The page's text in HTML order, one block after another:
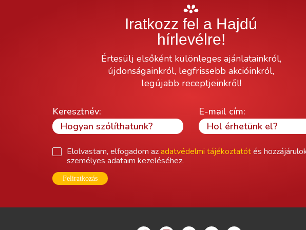
Iratkozz fel a Hajdú
hírlevélre!
Értesülj elsőként különleges ajánlatainkról,
újdonságainkról, legfrissebb akcióinkról,
legújabb receptjeinkről!
Keresztnév: E-mail cím:
Elolvastam, elfogadom azadatvédelmi tájékoztatótés
személyes adataim kezeléséhez.
Feliratkozás